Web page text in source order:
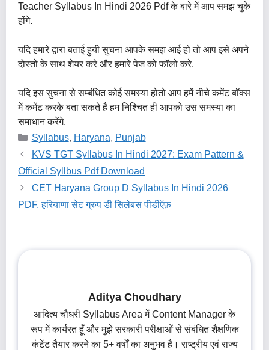
Teacher Syllabus In Hindi 2026 Pdf के बारे में आप समझ चुके
होंगे.
यदि हमारे द्वारा बताई हुयी सुचना आपके समझ आई हो तो आप इसे अपने
दोस्तों के साथ शेयर करे और हमारे पेज को फॉलो करे.
यदि इस सुचना से सम्बंधित कोई समस्या होतो आप हमें नीचे कमेंट बॉक्स
में कमेंट करके बता सकते है हम निश्चित ही आपको उस समस्या का
समाधान करेंगे.
Categories
Syllabus, Haryana, Punjab
KVS TGT Syllabus In Hindi 2027: Exam Pattern &
Official Syllbus Pdf Download
CET Haryana Group D Syllabus In Hindi 2026
PDF, हरियाणा सेट ग्रुप डी सिलेबस पीडीऍफ़
Aditya Choudhary
आदित्य चौधरी Syllabus Area में Content Manager के
रूप में कार्यरत हूँ और मुझे सरकारी परीक्षाओं से संबंधित शैक्षणिक
कंटेंट तैयार करने का 5+ वर्षों का अनुभव है। राष्ट्रीय एवं राज्य